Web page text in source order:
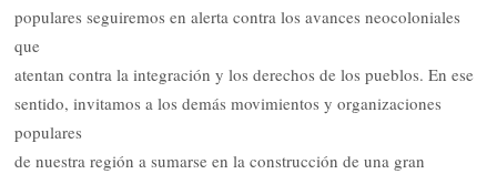
populares seguiremos en alerta contra los avances neocoloniales
que
atentan contra la integración y los derechos de los pueblos. En ese
sentido, invitamos a los demás movimientos y organizaciones
populares
de nuestra región a sumarse en la construcción de una gran